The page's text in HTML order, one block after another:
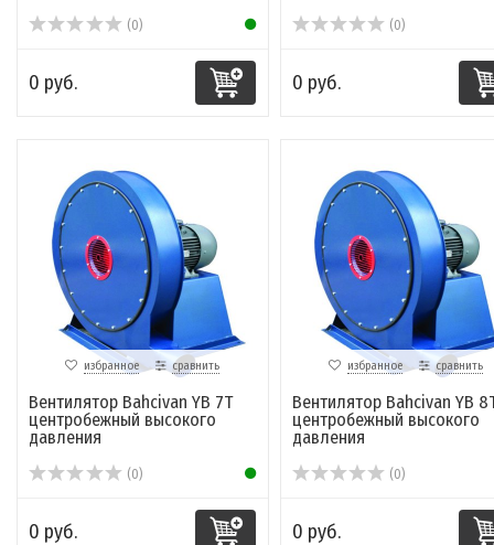
(0)
0 руб.
(0)
0 руб.
избранное сравнить
Вентилятор Bahcivan YB 7T
центробежный высокого
давления
(0)
0 руб.
избранное сравнить
Вентилятор Bahcivan YB
центробежный высокого
давления
(0)
0 руб.